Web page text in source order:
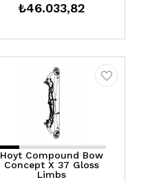
₺46.033,82
Hoyt Compound Bow
Concept X 37 Gloss
Limbs